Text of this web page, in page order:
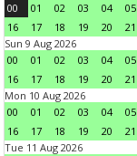
00
01 02 03 04 05
16
17 18 19 20 21
Sun 9 Aug 2026
00
01 02 03 04 05
16
17 18 19 20 21
Mon 10 Aug 2026
00
01 02 03 04 05
16
17 18 19 20 21
Tue 11 Aug 2026